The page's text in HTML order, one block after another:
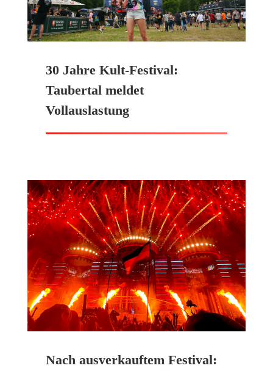
30 Jahre Kult-Festival:
Taubertal meldet
Vollauslastung
Nach ausverkauftem Festival: